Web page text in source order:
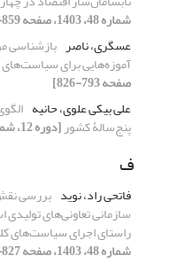
شماره 48، 1403، صفحه 859-896]
عسگری، ناصر بازشناسی
آموزه‌هایی برای سیاست‌های
صفحه 793-826]
علی بیکی علوی، حانیه
پنج‌سالۀ کشور[دوره 12، شماره 47، 1403، صفحه 484-512]
ف
فاتحی راد، نوید بررسی
سازمانی تعاونی‌های
راستای اجرای سیاست‌های
شماره 48، 1403، صفحه 827-858]